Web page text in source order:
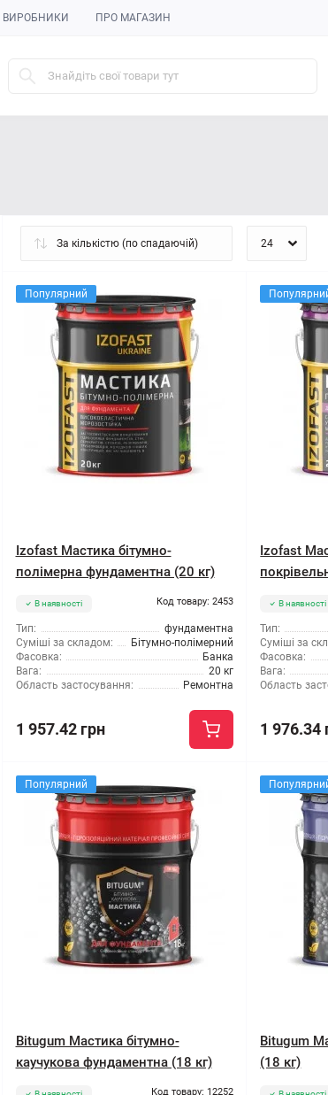
ВИРОБНИКИ ПРО МАГАЗИН
Популярний
Izofast Мастика бітумно-
полімерна фундаментна (20 кг)
В наявності Код товару: 2453
Тип:
фундаментна
Суміші за складом:
Бітумно-полімерний
Фасовка:
Банка
Вага:
20 кг
Область застосування:
Ремонтна
1 957.42 грн
Izofast
В наявності
Тип:
Суміші за
Фасовка:
Вага:
Область
1 976.34
Популярний
Bitugum Мастика бітумно-
каучукова фундаментна (18 кг)
Код товару: 12252
Bitugum
(18 кг)